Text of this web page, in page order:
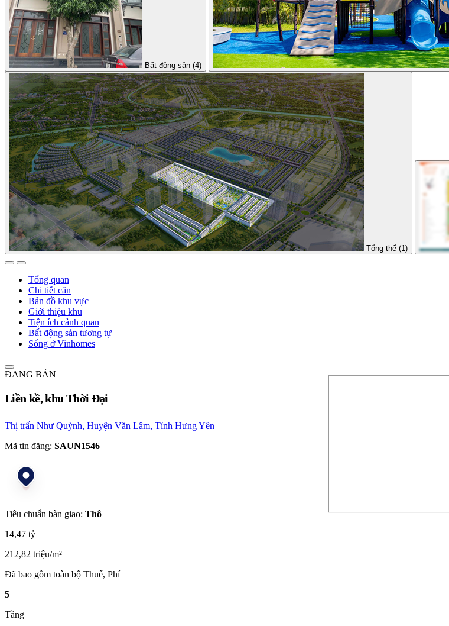
Bất động sản (4)
Tổng thể (1)
Tổng quan
Chi tiết căn
Bản đồ khu vực
Giới thiệu khu
Tiện ích cảnh quan
Bất động sản tương tự
Sống ở Vinhomes
ĐANG BÁN
Liền kề, khu Thời Đại
Thị trấn Như Quỳnh, Huyện Văn Lâm, Tỉnh Hưng Yên
Mã tin đăng: SAUN1546
Tiêu chuẩn bàn giao: Thô
14,47 tỷ
212,82 triệu/m²
Đã bao gồm toàn bộ Thuế, Phí
5
Tầng